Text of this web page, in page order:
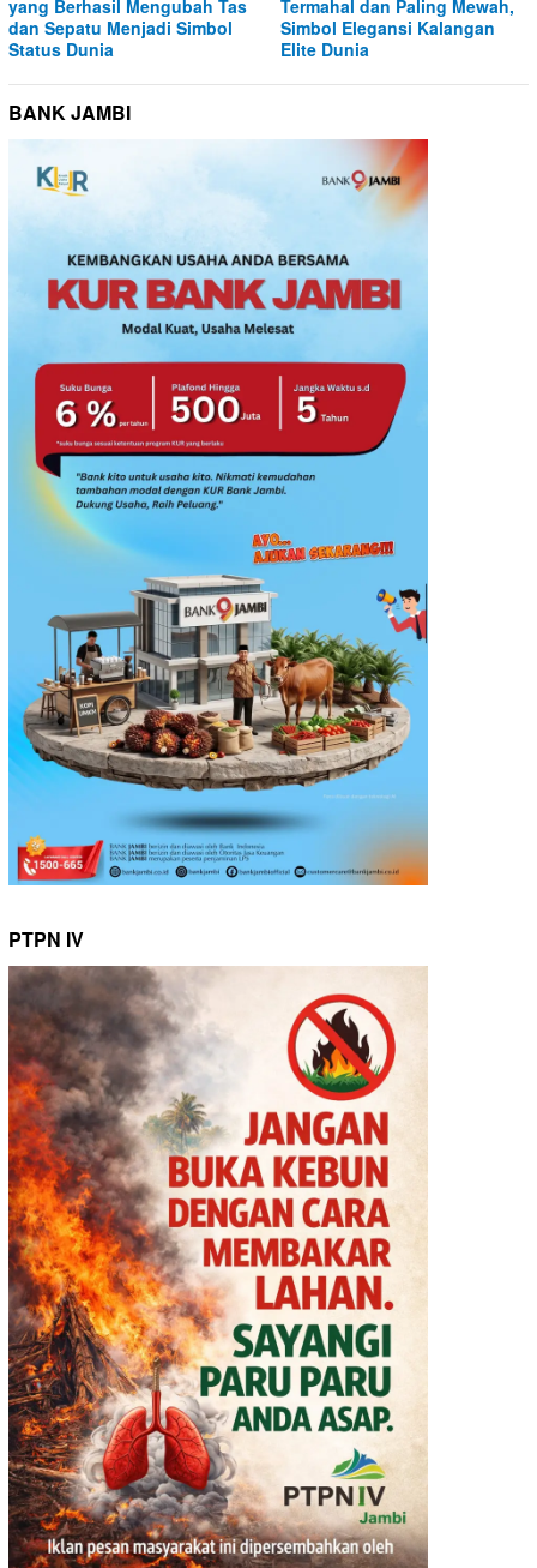
yang Berhasil Mengubah Tas
dan Sepatu Menjadi Simbol
Status Dunia
Termahal dan Paling Mewah,
Simbol Elegansi Kalangan
Elite Dunia
BANK JAMBI
PTPN IV